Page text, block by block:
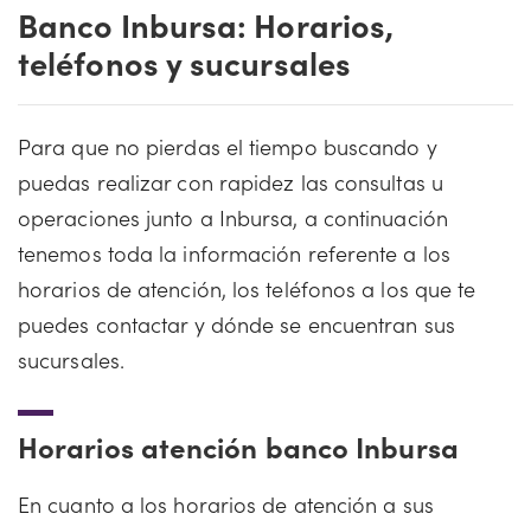
Banco Inbursa: Horarios,
teléfonos y sucursales
Para que no pierdas el tiempo buscando y
puedas realizar con rapidez las consultas u
operaciones junto a Inbursa, a continuación
tenemos toda la información referente a los
horarios de atención, los teléfonos a los que te
puedes contactar y dónde se encuentran sus
sucursales.
Horarios atención banco Inbursa
En cuanto a los horarios de atención a sus